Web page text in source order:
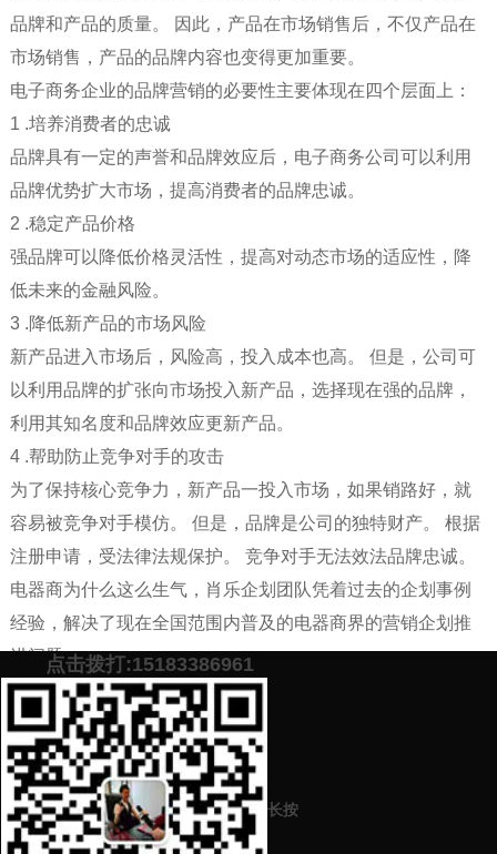
品牌和产品的质量。 因此，产品在市场销售后，不仅产品在
市场销售，产品的品牌内容也变得更加重要。
电子商务企业的品牌营销的必要性主要体现在四个层面上：
1 .培养消费者的忠诚
品牌具有一定的声誉和品牌效应后，电子商务公司可以利用
品牌优势扩大市场，提高消费者的品牌忠诚。
2 .稳定产品价格
强品牌可以降低价格灵活性，提高对动态市场的适应性，降
低未来的金融风险。
3 .降低新产品的市场风险
新产品进入市场后，风险高，投入成本也高。 但是，公司可
以利用品牌的扩张向市场投入新产品，选择现在强的品牌，
利用其知名度和品牌效应更新产品。
4 .帮助防止竞争对手的攻击
为了保持核心竞争力，新产品一投入市场，如果销路好，就
容易被竞争对手模仿。 但是，品牌是公司的独特财产。 根据
注册申请，受法律法规保护。 竞争对手无法效法品牌忠诚。
电器商为什么这么生气，肖乐企划团队凭着过去的企划事例
经验，解决了现在全国范围内普及的电器商界的营销企划推
进问题。
预约营销老师 添加微信号：scyxch
案！
上一篇：品牌营销推广策划中进行品牌策划方案编写时要怎么做？
点击拨打:15183386961
长按